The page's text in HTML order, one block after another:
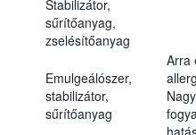
Stabilizátor,
sűrítőanyag,
zselésítőanyag
Emulgeálószer,
stabilizátor,
sűrítőanyag
Arra